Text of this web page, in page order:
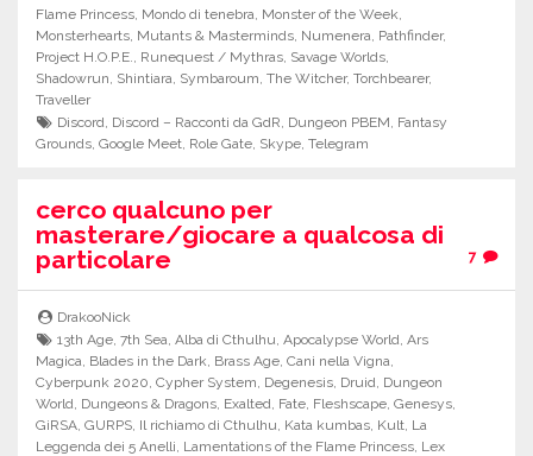
Flame Princess, Mondo di tenebra, Monster of the Week,
Monsterhearts, Mutants & Masterminds, Numenera, Pathfinder,
Project H.O.P.E., Runequest / Mythras, Savage Worlds,
Shadowrun, Shintiara, Symbaroum, The Witcher, Torchbearer,
Traveller
Discord, Discord – Racconti da GdR, Dungeon PBEM, Fantasy
Grounds, Google Meet, Role Gate, Skype, Telegram
cerco qualcuno per
masterare/giocare a qualcosa di
particolare
7
DrakooNick
13th Age,7th Sea,Alba di Cthulhu,Apocalypse World,Ars
Magica, Blades in the Dark, Brass Age, Cani nella Vigna,
Cyberpunk 2020, Cypher System, Degenesis, Druid, Dungeon
World, Dungeons & Dragons, Exalted, Fate, Fleshscape, Genesys,
GiRSA, GURPS, Il richiamo di Cthulhu, Kata kumbas, Kult, La
Leggenda dei 5 Anelli, Lamentations of the Flame Princess, Lex